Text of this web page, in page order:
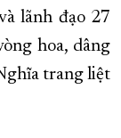
lãnh đạo 27
hoa, dâng
trang liệt